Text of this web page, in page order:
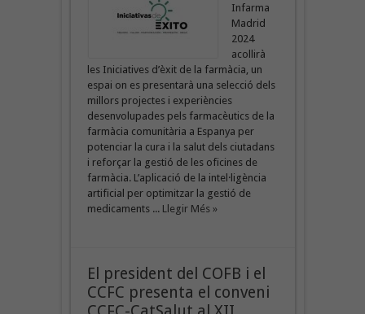
Infarma
Madrid
2024
acollirà
les Iniciatives d’èxit de la farmàcia, un
espai on es presentarà una selecció dels
millors projectes i experiències
desenvolupades pels farmacèutics de la
farmàcia comunitària a Espanya per
potenciar la cura i la salut dels ciutadans
i reforçar la gestió de les oficines de
farmàcia. L’aplicació de la intel·ligència
artificial per optimitzar la gestió de
medicaments ... Llegir Més »
El president del COFB i el
CCFC presenta el conveni